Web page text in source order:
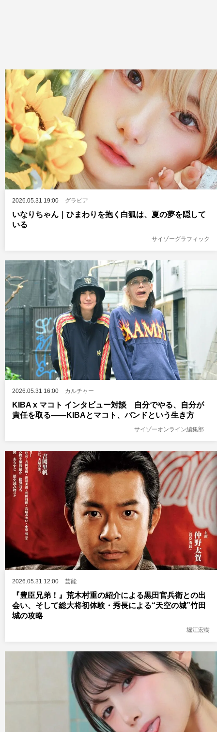
2026.05.31 19:00 グラビア
いなりちゃん｜ひまわりを抱く白狐は、夏の夢を隠して
いる
サイゾーグラフィック
2026.05.31 16:00 カルチャー
KIBA x マコト インタビュー対談 自分でやる、自分が
責任を取る——KIBAとマコト、バンドという生き方
サイゾーオンライン編集部
2026.05.31 12:00 芸能
『豊臣兄弟！』荒木村重の紹介による黒田官兵衛との出
会い、そして総大将初体験・秀長による“天空の城”竹田
城の攻略
堀江宏樹